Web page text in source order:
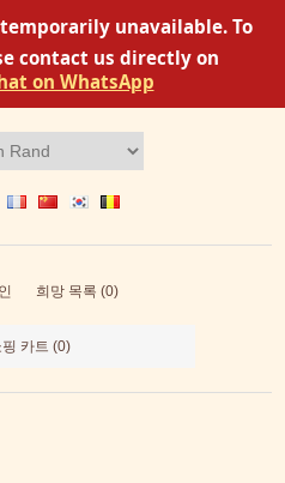
unavailable. To
contact us directly on
on WhatsApp
희망 목록 (0)
핑 카트 (0)